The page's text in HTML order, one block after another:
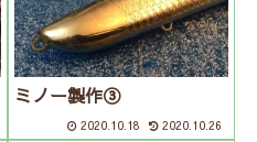
ミノー製作③
2020.10.18 2020.10.26